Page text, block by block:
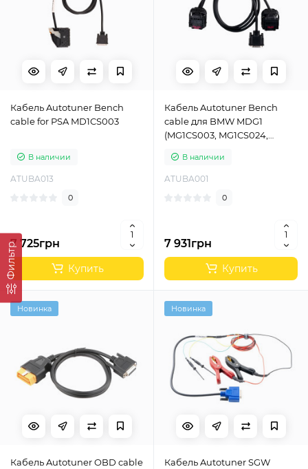
Фильтр
Кабель Autotuner Bench
cable for PSA MD1CS003
В наличии
ATUBA013
0
7 725грн
Купить
Кабель Autotuner Bench
cable для BMW MDG1
(MG1CS003, MG1CS024,
В наличии
ATUBA001
0
7 931грн
Купить
Новинка
Кабель Autotuner OBD cable
Новинка
Кабель Autotuner SGW